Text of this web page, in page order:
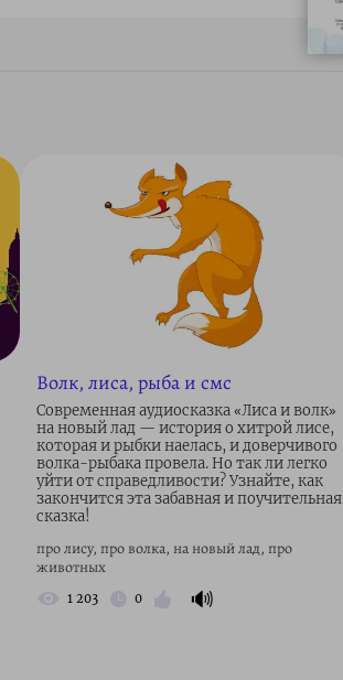
Волк, лиса, рыба и смс
Современная аудиосказка «Лиса и волк»
на новый лад — история о хитрой лисе,
которая и рыбки наелась, и доверчивого
волка-рыбака провела. Но так ли легко
уйти от справедливости? Узнайте, как
закончится эта забавная и поучительная
сказка!
про лису, про волка, на новый лад, про
животных
1 203 0 🔊